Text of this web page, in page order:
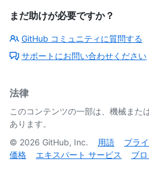
まだ助けが必要ですか？
GitHub コミュニティに質問する
サポートにお問い合わせください
法律
このコンテンツの一部は、機械また
あります。
© 2026 GitHub, Inc. 用語 プラ
価格
エキスパート サービス ブ